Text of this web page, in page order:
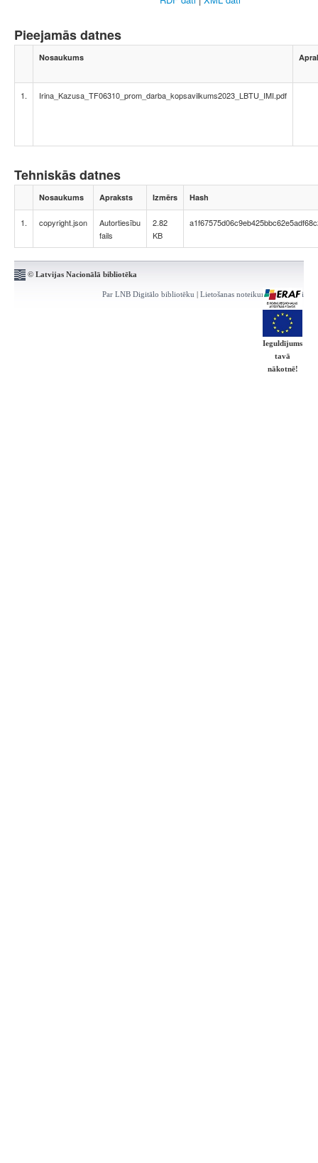
Pieejamās datnes
Nosaukums
1. Irina_Kazusa_TF06310_prom_darba_kopsavilkums2023_LBTU_IMI.pdf
Tehniskās datnes
Nosaukums Apraksts Izmērs Hash
1. copyright.json
Autortiesību
fails
2.82
KB
© Latvijas Nacionālā bibliotēka
Par LNB Digitālo bibliotēku | Lietošanas noteikumi | Kontakti
Ieguldījums
tavā
nākotnē!